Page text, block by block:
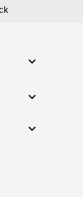


